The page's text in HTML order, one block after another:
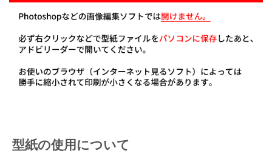
型紙の使用について